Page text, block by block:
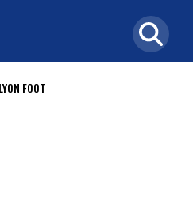
FOOT